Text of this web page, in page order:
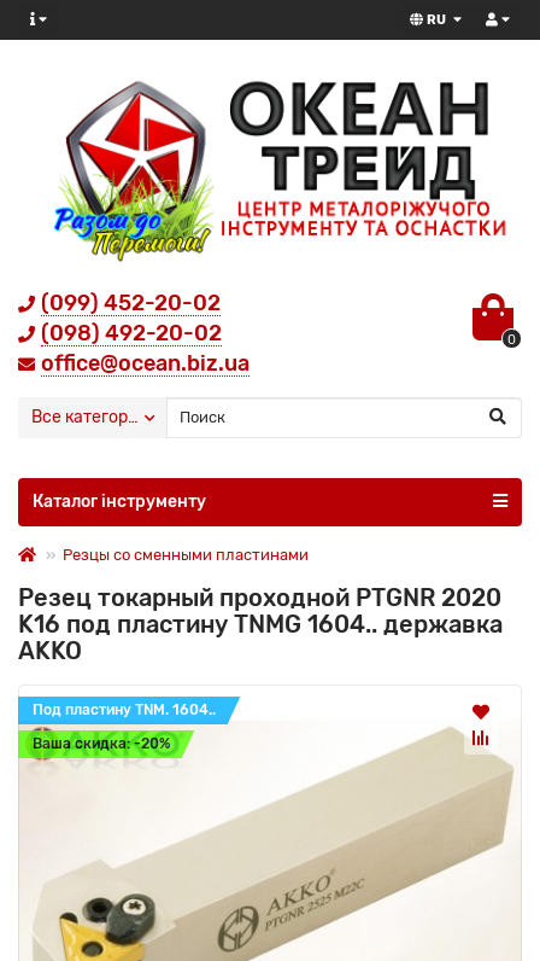
RU
(099) 452-20-02
(098) 492-20-02
office@ocean.biz.ua
0
Все категории
Каталог інструменту
Резцы со сменными пластинами
Резец токарный проходной PTGNR 2020
K16 под пластину TNMG 1604.. державка
AKKO
Под пластину TNM. 1604..
Ваша скидка: -20%